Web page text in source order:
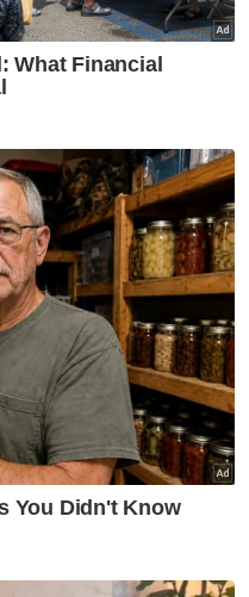
motosikal
maut terbabas
logo JIM
asing bukan
Rohingya
keluar buang